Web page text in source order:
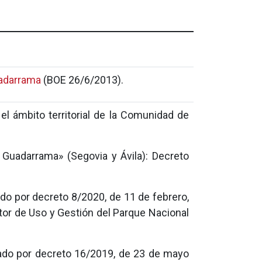
(BOE 26/6/2013).
ámbito territorial de la Comunidad de
(Segovia y Ávila): Decreto
por decreto 8/2020, de 11 de febrero,
de Uso y Gestión del Parque Nacional
por decreto 16/2019, de 23 de mayo